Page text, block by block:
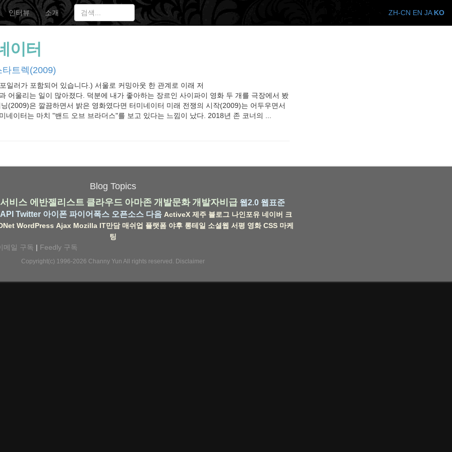
인터뷰 소개
이터
트렉(2009)
일러가 포함되어 있습니다.) 서울로 커밍아웃 한 관계로 이래 저
어울리는 일이 많아졌다. 덕분에 내가 좋아하는 장르인 사이파이 영화 두 개를 극장에서 봤
(2009)은 깔끔하면서 밝은 영화였다면 터미네이터 미래 전쟁의 시작(2009)는 어두우면서
네이터는 마치 "밴드 오브 브라더스"를 보고 있다는 느낌이 났다. 2018년 존 코너의 ...
Blog Topics
비스 에반젤리스트 클라우드 아마존 개발문화 개발자비급 웹2.0 웹표준
Twitter 아이폰 파이어폭스 오픈소스 다음 ActiveX 제주 블로그 나인포유 네이버 크
WordPress Ajax Mozilla IT만담 매쉬업 플랫폼 야후 롱테일 소셜웹 서평 영화 CSS 마케
팅
메일 구독 | Feedly 구독
Copyright(c) 1996-2026 Channy Yun All rights reserved. Disclaimer
ZH-CN EN JA KO